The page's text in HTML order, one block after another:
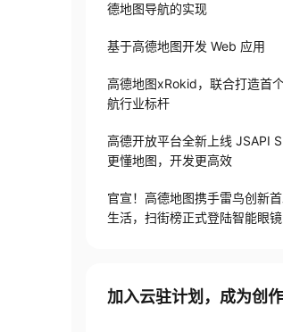
德地图导航的实现
基于高德地图开发 Web 应用
高德地图xRokid，联合打造首
航行业标杆
高德开放平台全新上线 JSAPI
更懂地图，开发更高效
官宣！高德地图携手雷鸟创新
生活，扫街榜正式登陆智能眼镜
加入云驻计划，成为创